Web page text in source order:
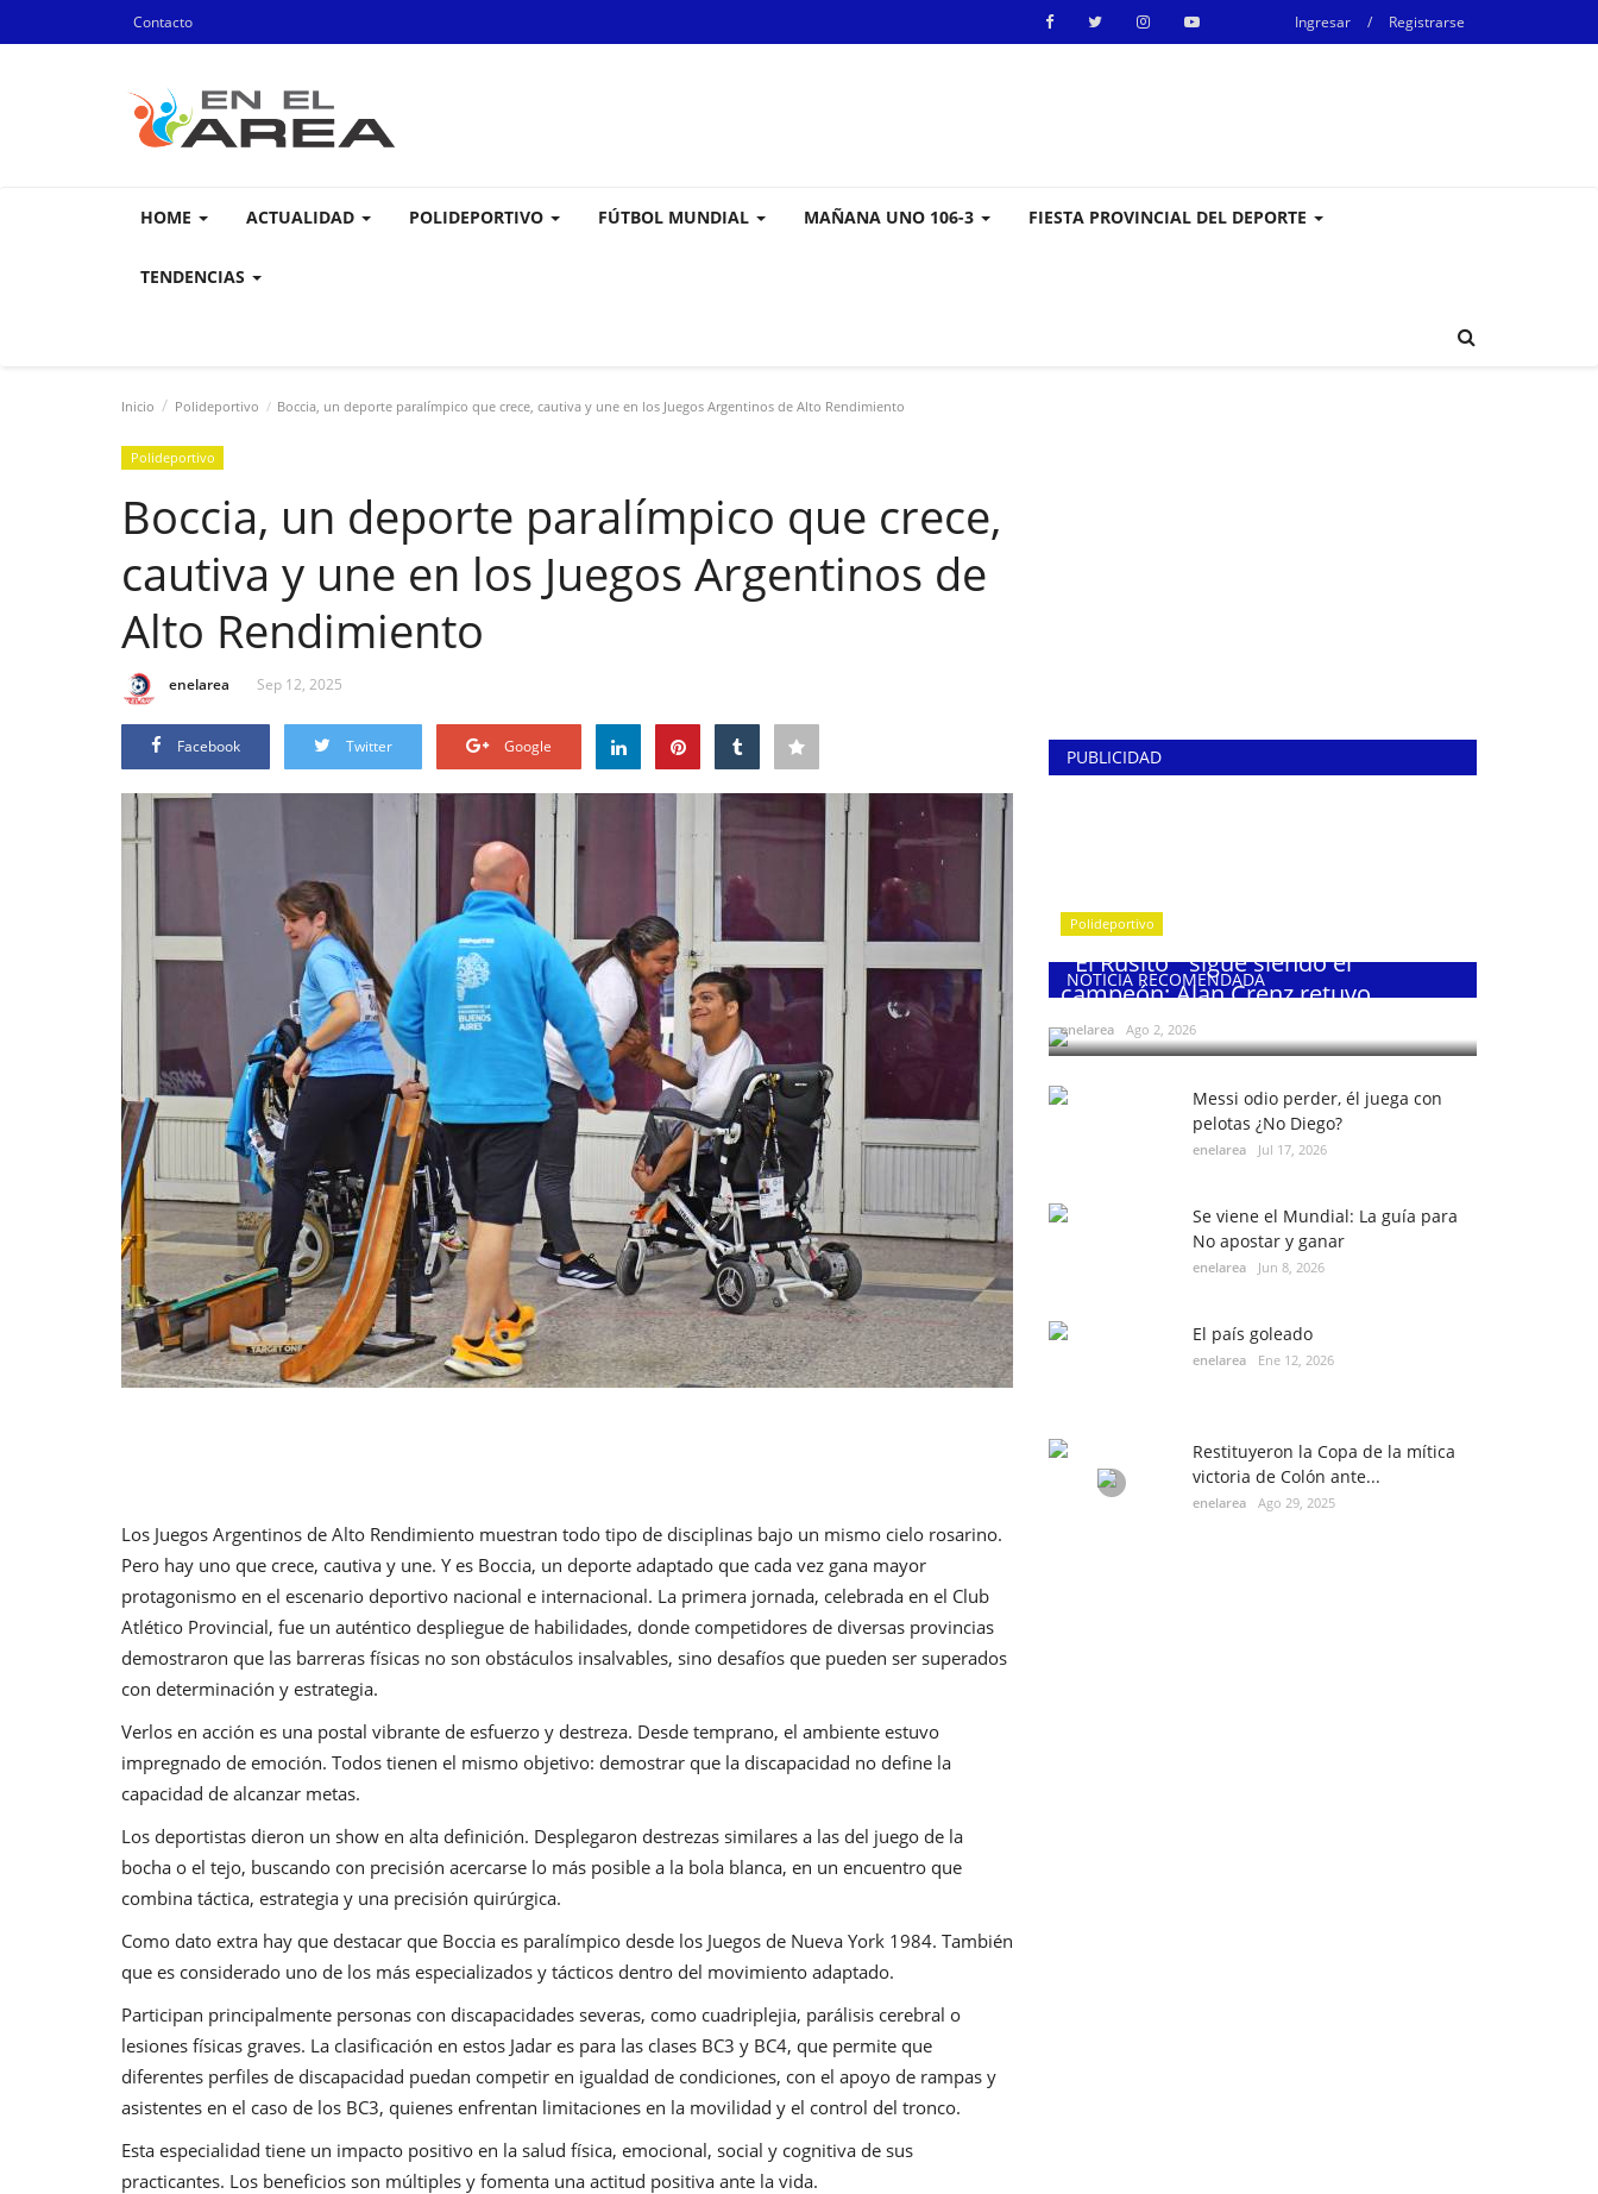
Contacto Ingresar / Registrarse
HOME ACTUALIDAD POLIDEPORTIVO FÚTBOL MUNDIAL MAÑANA UNO 106-3 FIESTA PROVINCIAL DEL DEPORTE
TENDENCIAS
Inicio Polideportivo Boccia, un deporte paralímpico que crece, cautiva y une en los Juegos Argentinos de Alto Rendimiento
Polideportivo
Boccia, un deporte paralímpico que crece,
cautiva y une en los Juegos Argentinos de
Alto Rendimiento
enelarea Sep 12, 2025
Facebook Twitter Google
Los Juegos Argentinos de Alto Rendimiento muestran todo tipo de disciplinas bajo un mismo cielo rosarino.
Pero hay uno que crece, cautiva y une. Y es Boccia, un deporte adaptado que cada vez gana mayor
protagonismo en el escenario deportivo nacional e internacional. La primera jornada, celebrada en el Club
Atlético Provincial, fue un auténtico despliegue de habilidades, donde competidores de diversas provincias
demostraron que las barreras físicas no son obstáculos insalvables, sino desafíos que pueden ser superados
con determinación y estrategia.
Verlos en acción es una postal vibrante de esfuerzo y destreza. Desde temprano, el ambiente estuvo
impregnado de emoción. Todos tienen el mismo objetivo: demostrar que la discapacidad no define la
capacidad de alcanzar metas.
Los deportistas dieron un show en alta definición. Desplegaron destrezas similares a las del juego de la
bocha o el tejo, buscando con precisión acercarse lo más posible a la bola blanca, en un encuentro que
combina táctica, estrategia y una precisión quirúrgica.
Como dato extra hay que destacar que Boccia es paralímpico desde los Juegos de Nueva York 1984. También
que es considerado uno de los más especializados y tácticos dentro del movimiento adaptado.
Participan principalmente personas con discapacidades severas, como cuadriplejia, parálisis cerebral o
lesiones físicas graves. La clasificación en estos Jadar es para las clases BC3 y BC4, que permite que
diferentes perfiles de discapacidad puedan competir en igualdad de condiciones, con el apoyo de rampas y
asistentes en el caso de los BC3, quienes enfrentan limitaciones en la movilidad y el control del tronco.
Esta especialidad tiene un impacto positivo en la salud física, emocional, social y cognitiva de sus
practicantes. Los beneficios son múltiples y fomenta una actitud positiva ante la vida.
PUBLICIDAD
NOTICIA RECOMENDADA
Polideportivo
¨El Rusito¨ sigue siendo el
campeón: Alan Crenz retuvo...
enelarea Ago 2, 2026
Messi odio perder, él juega con
pelotas ¿No Diego?
enelarea Jul 17, 2026
Se viene el Mundial: La guía para
No apostar y ganar
enelarea Jun 8, 2026
El país goleado
enelarea Ene 12, 2026
Restituyeron la Copa de la mítica
victoria de Colón ante...
enelarea Ago 29, 2025